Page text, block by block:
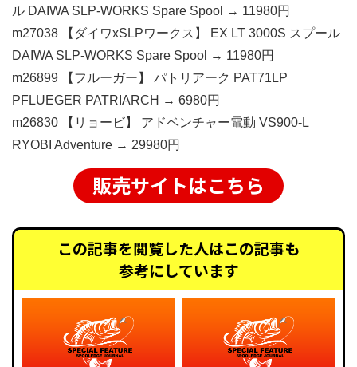
ル DAIWA SLP-WORKS Spare Spool → 11980円
m27038 【ダイワxSLPワークス】 EX LT 3000S スプール
DAIWA SLP-WORKS Spare Spool → 11980円
m26899 【フルーガー】 パトリアーク PAT71LP
PFLUEGER PATRIARCH → 6980円
m26830 【リョービ】 アドベンチャー電動 VS900-L
RYOBI Adventure → 29980円
販売サイトはこちら
この記事を閲覧した人はこの記事も
参考にしています